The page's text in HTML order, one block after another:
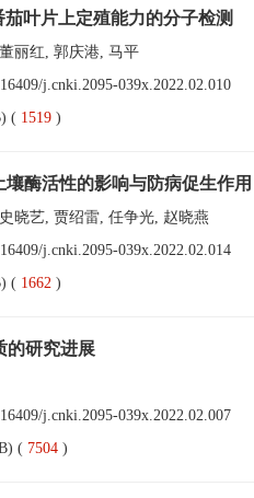
叶片上定殖能力的分子检测
丽红, 郭庆港, 马平
j.cnki.2095-039x.2022.02.010
( 1519 )
酶活性的影响与防病促生作用
晓艺, 贾绍雷, 任争光, 赵晓燕
j.cnki.2095-039x.2022.02.014
( 1662 )
的研究进展
j.cnki.2095-039x.2022.02.007
( 7504 )